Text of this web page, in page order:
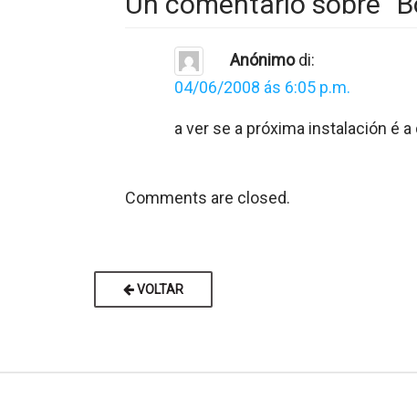
Anónimo di:
04/06/2008 ás 6:05 p.m.
a ver se a próxima instalación é a
Comments are closed.
VOLTAR